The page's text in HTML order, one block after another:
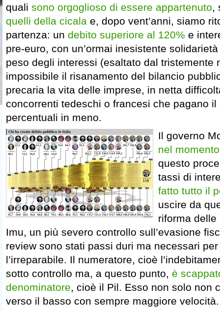
quali sono orgoglioso di essere appartenuto,
quelli della cicala e, dopo vent’anni, siamo
partenza: un debito superiore al 120% e
pre-euro, con un’ormai inesistente
peso degli interessi (esaltato dal tristemente
impossibile il risanamento del bilancio
precaria la vita delle imprese, in netta
concorrenti tedeschi o francesi che pagano
percentuali in meno.
Il governo
nel
questo
tassi di
fatto tutto il
uscire da
riforma
Imu, un più severo controllo sull’evasione
review sono stati passi duri ma necessari
l’irreparabile. Il numeratore, cioè
sotto controllo ma, a questo punto, è
denominatore, cioè il Pil. Esso non solo non
verso il basso con sempre maggiore velocità.